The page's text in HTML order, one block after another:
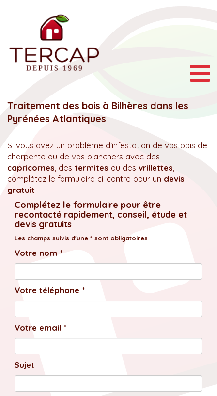
Traitement des bois à Bilhères dans les
Pyrénées Atlantiques
Si vous avez un problème d’infestation de vos bois de
charpente ou de vos planchers avec des
capricornes , des termites ou des vrillettes
complétez le formulaire ci-contre pour un devis
gratuit
Complétez le formulaire pour être
recontacté rapidement, conseil, étude et
devis gratuits
Les champs suivis d'une * sont obligatoires
Votre nom *
Votre téléphone *
Votre email *
Sujet